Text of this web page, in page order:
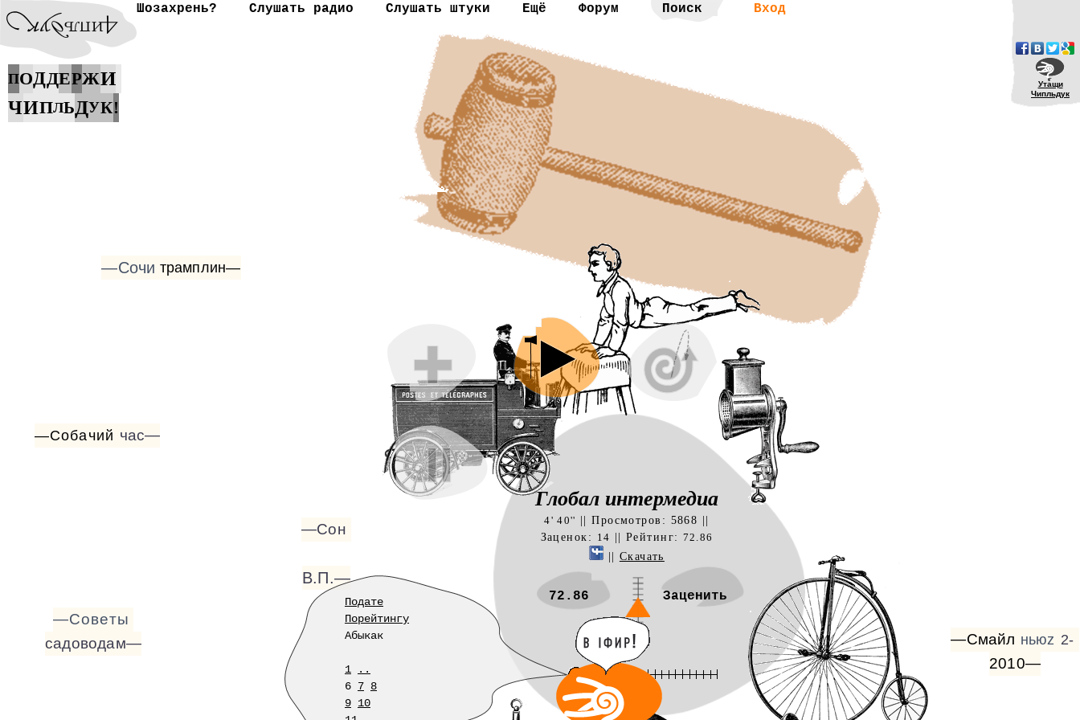
Шозахрень? Слушать радио Слушать штуки Ещё Форум Вход
Утащи
Чипльдук
ПОДДЕРЖИ
ЧИПЛЬДУК!
Глобал интермедиа
4' 40'' || Просмотров: 5868 ||
Заценок: 14 || Рейтинг: 72.86
|| Скачать
72.86 Заценить
Подате
Порейтингу
Абыкак
1
..
6 7 8
9 10
—Собачий час—
—Сочи трамплин—
В.П.—
—Смайл ньюz 2-
2010—
—Советы
садоводам—